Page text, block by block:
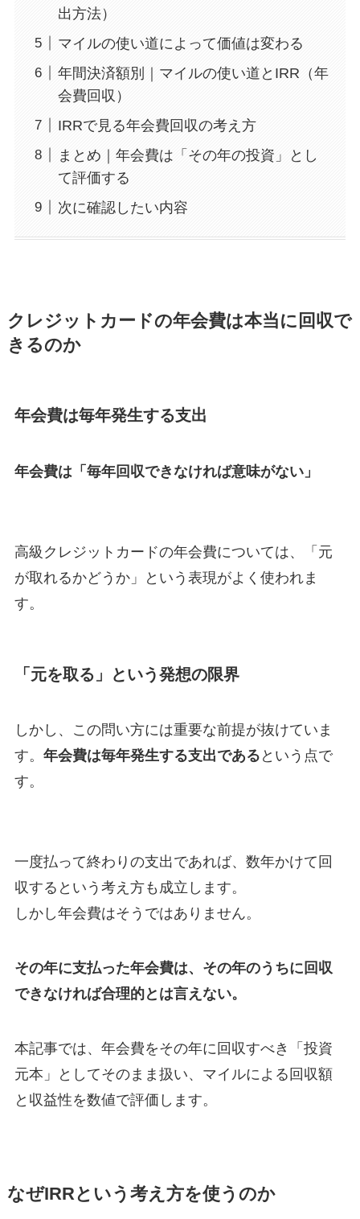
出方法）
マイルの使い道によって価値は変わる
年間決済額別｜マイルの使い道とIRR（年
会費回収）
IRRで見る年会費回収の考え方
まとめ｜年会費は「その年の投資」とし
て評価する
次に確認したい内容
クレジットカードの年会費は本当に回収で
きるのか
年会費は毎年発生する支出
年会費は「毎年回収できなければ意味がない」
高級クレジットカードの年会費については、「元
が取れるかどうか」という表現がよく使われま
す。
「元を取る」という発想の限界
しかし、この問い方には重要な前提が抜けていま
す。 年会費は毎年発生する支出である という点で
す。
一度払って終わりの支出であれば、数年かけて回
収するという考え方も成立します。
しかし年会費はそうではありません。
その年に支払った年会費は、 その年のうちに回収
できなければ合理的とは言えない。
本記事では、年会費をその年に回収すべき「投資
元本」としてそのまま扱い、マイルによる回収額
と収益性を数値で評価します。
なぜIRRという考え方を使うのか